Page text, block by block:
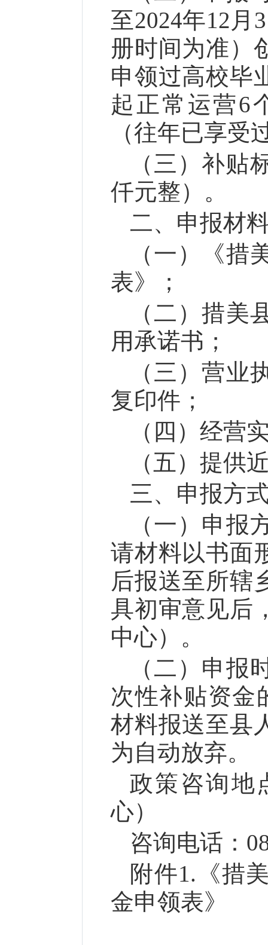
至2024年12月
册时间为准）
申领过高校毕
起正常运营6
（往年已享受
（三）补贴
仟元整）。
二、申报材
（一）《措
表》；
（二）措美
用承诺书；
（三）营业
复印件；
（四）经营
（五）提供
三、申报方
（一）申报
请材料以书面
后报送至所辖
具初审意见后
中心）。
（二）申报
次性补贴资金
材料报送至县
为自动放弃。
政策咨询地
心）
咨询电话：
附件1.《措
金申领表》